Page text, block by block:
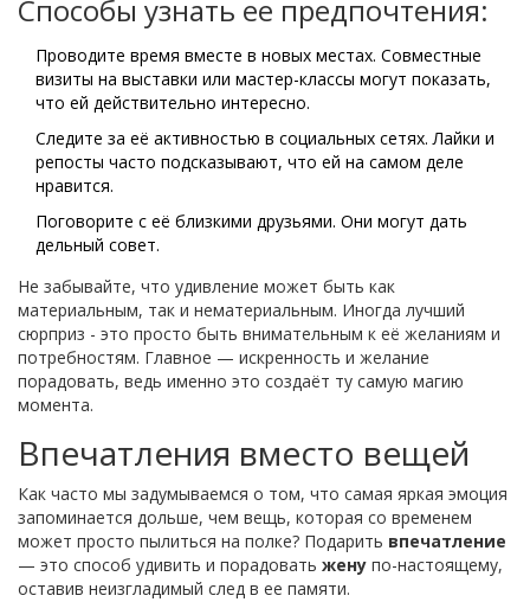
Способы узнать ее предпочтения:
Проводите время вместе в новых местах. Совместные
визиты на выставки или мастер-классы могут показать,
что ей действительно интересно.
Следите за её активностью в социальных сетях. Лайки и
репосты часто подсказывают, что ей на самом деле
нравится.
Поговорите с её близкими друзьями. Они могут дать
дельный совет.
Не забывайте, что удивление может быть как
материальным, так и нематериальным. Иногда лучший
сюрприз - это просто быть внимательным к её желаниям и
потребностям. Главное — искренность и желание
порадовать, ведь именно это создаёт ту самую магию
момента.
Впечатления вместо вещей
Как часто мы задумываемся о том, что самая яркая эмоция
запоминается дольше, чем вещь, которая со временем
может просто пылиться на полке? Подарить впечатление
— это способ удивить и порадовать жену по-настоящему,
оставив неизгладимый след в ее памяти.